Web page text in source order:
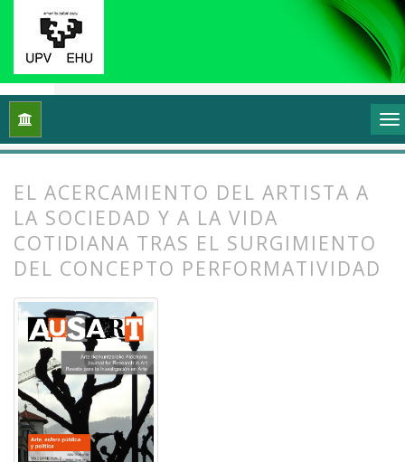
Inicio Vol. 2 Núm. 2 (2014): Arte, esfera pública y
EL ACERCAMIENTO DEL ARTISTA A
LA SOCIEDAD Y A LA VIDA
COTIDIANA TRAS EL SURGIMIENTO
DEL CONCEPTO PERFORMATIVIDAD